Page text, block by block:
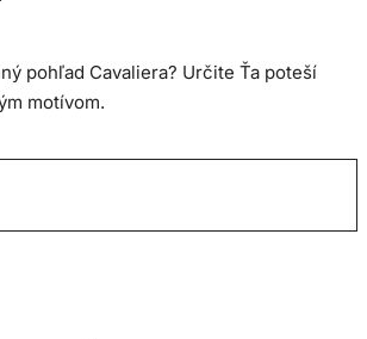
pohľad Cavaliera? Určite Ťa poteší
motívom.
gramáže ( 190 g/m2 ), jemne česaná
rukávy, lem okolo krku obsahuje elastan.
tričko v cm: